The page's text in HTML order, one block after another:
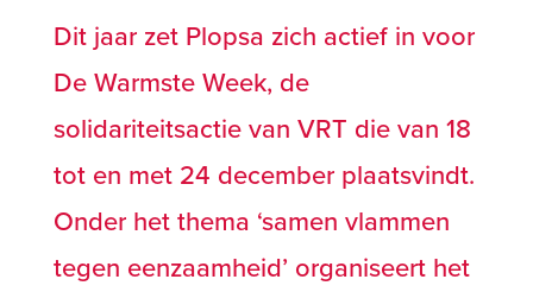
Dit jaar zet Plopsa zich actief in voor
De Warmste Week, de
solidariteitsactie van VRT die van 18
tot en met 24 december plaatsvindt.
Onder het thema ‘samen vlammen
tegen eenzaamheid’ organiseert het